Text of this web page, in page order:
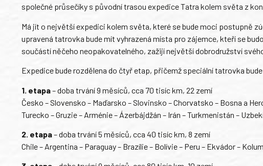
společné průsečíky s původní trasou expedice Tatra kolem světa z
Má jít o největší expedici kolem světa, které se bude moci postupně
upravená tatrovka bude mít vyhrazená místa pro zájemce, kteří se
součástí něčeho neopakovatelného, zažijí největší dobrodružství
Expedice bude rozdělena do čtyř etap, přičemž speciální tatrovka
1. etapa– doba trvání 9 měsíců, cca 70 tisíc km, 22 zemí
Česko – Slovensko – Maďarsko – Slovinsko – Chorvatsko – Bosna a
Turecko – Gruzie – Arménie – Ázerbájdžán – Irán – Turkmenistán –
2. etapa– doba trvání 5 měsíců, cca 40 tisíc km, 8 zemí
Chile – Argentina – Paraguay – Brazílie – Bolívie – Peru – Ekvádor –